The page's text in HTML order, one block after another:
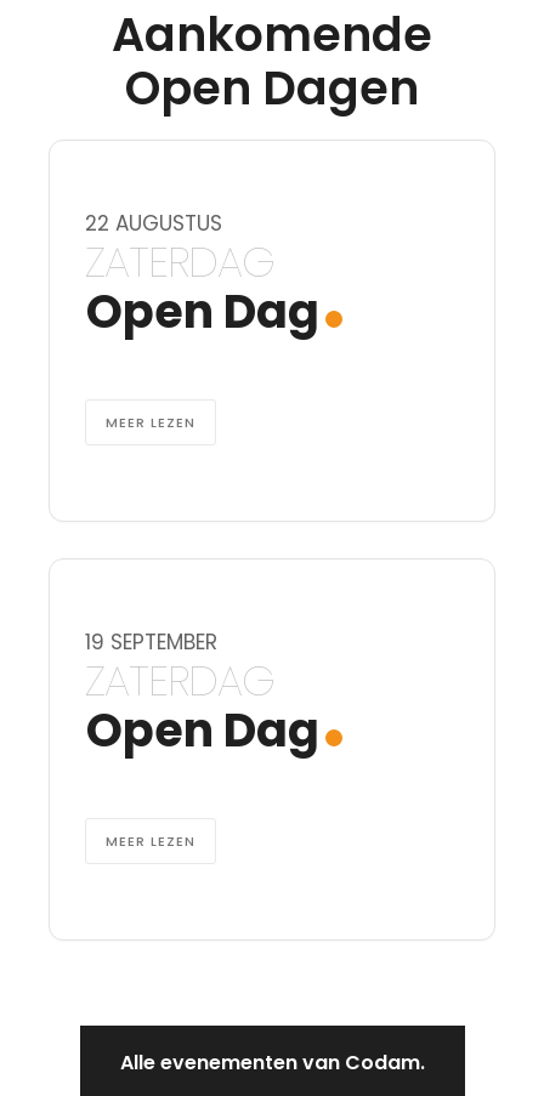
Aankomende
Open Dagen
22 AUGUSTUS
ZATERDAG
Open Dag
MEER LEZEN
19 SEPTEMBER
ZATERDAG
Open Dag
MEER LEZEN
Alle evenementen van Codam.